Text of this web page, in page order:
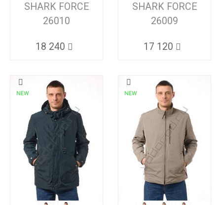
SHARK FORCE
26010
18 240
SHARK FORCE
26009
17 120